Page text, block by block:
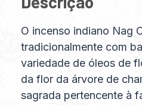
O incenso indiano Nag
tradicionalmente com
variedade de óleos de
da flor da árvore de
sagrada pertencente à